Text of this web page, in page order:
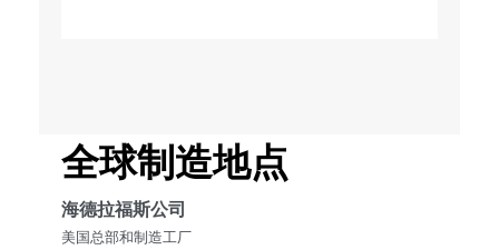
全球制造地点
海德拉福斯公司
美国总部和制造工厂